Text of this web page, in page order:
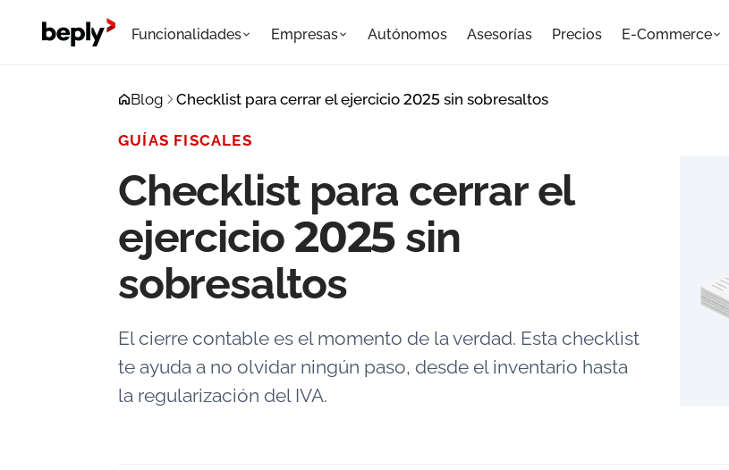
Funcionalidades Empresas Autónomos Asesorías Precios E-Commerce
Blog Checklist para cerrar el ejercicio 2025 sin sobresaltos
GUÍAS FISCALES
Checklist para cerrar el
ejercicio 2025 sin
sobresaltos
El cierre contable es el momento de la verdad. Esta checklist
te ayuda a no olvidar ningún paso, desde el inventario hasta
la regularización del IVA.